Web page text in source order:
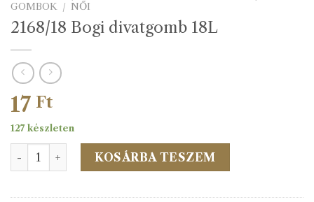
GOMBOK / NŐI
2168/18 Bogi divatgomb 18L
17 Ft
127 készleten
2168/18 Bogi divatgomb 18L mennyiség
KOSÁRBA TESZEM